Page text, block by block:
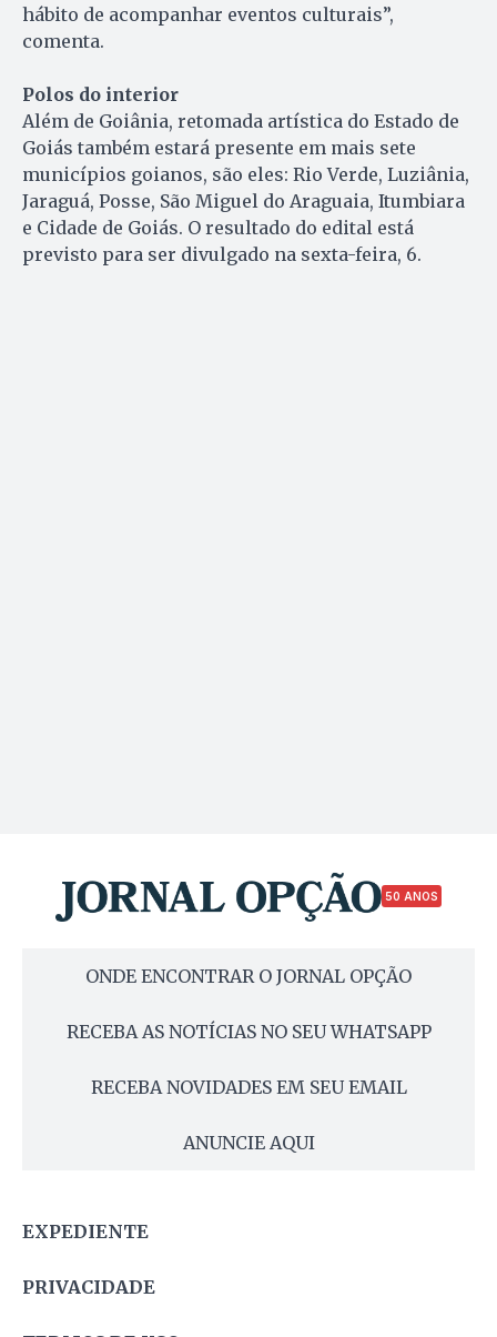
hábito de acompanhar eventos culturais”,
comenta.
Polos do interior
Além de Goiânia, retomada artística do Estado de
Goiás também estará presente em mais sete
municípios goianos, são eles: Rio Verde, Luziânia,
Jaraguá, Posse, São Miguel do Araguaia, Itumbiara
e Cidade de Goiás. O resultado do edital está
previsto para ser divulgado na sexta-feira, 6.
50 ANOS
ONDE ENCONTRAR O JORNAL OPÇÃO
RECEBA AS NOTÍCIAS NO SEU WHATSAPP
RECEBA NOVIDADES EM SEU EMAIL
ANUNCIE AQUI
EXPEDIENTE
PRIVACIDADE